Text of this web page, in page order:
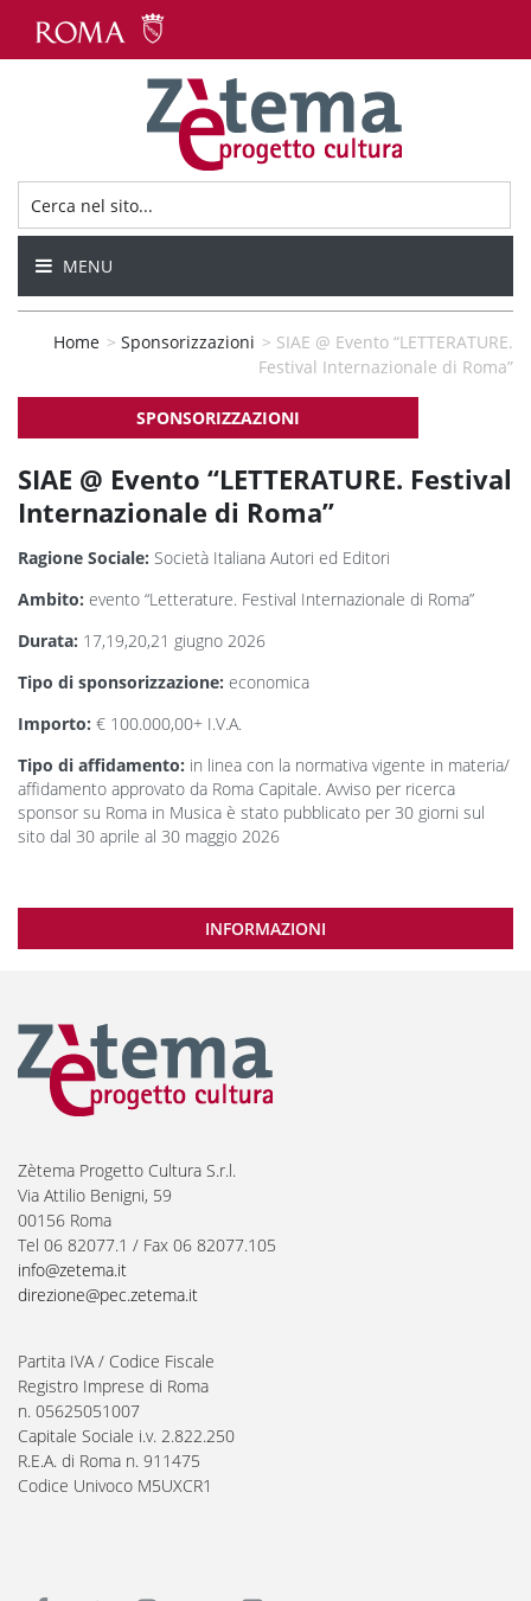
MENU
Home > Sponsorizzazioni > SIAE @ Evento “LETTERATURE.
Festival Internazionale di Roma”
SPONSORIZZAZIONI
SIAE @ Evento “LETTERATURE. Festival
Internazionale di Roma”
Ragione Sociale: Società Italiana Autori ed Editori
Ambito: evento “Letterature. Festival Internazionale di Roma”
Durata: 17,19,20,21 giugno 2026
Tipo di sponsorizzazione: economica
Importo: € 100.000,00+ I.V.A.
Tipo di affidamento: in linea con la normativa vigente in materia/
affidamento approvato da Roma Capitale. Avviso per ricerca
sponsor su Roma in Musica è stato pubblicato per 30 giorni sul
sito dal 30 aprile al 30 maggio 2026
INFORMAZIONI
Zètema Progetto Cultura S.r.l.
Via Attilio Benigni, 59
00156 Roma
Tel 06 82077.1 / Fax 06 82077.105
info@zetema.it
direzione@pec.zetema.it
Partita IVA / Codice Fiscale
Registro Imprese di Roma
n. 05625051007
Capitale Sociale i.v. 2.822.250
R.E.A. di Roma n. 911475
Codice Univoco M5UXCR1